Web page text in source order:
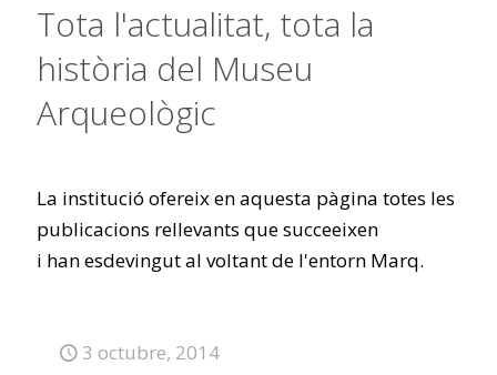
Tota l'actualitat, tota la
història del Museu
Arqueològic
La institució ofereix en aquesta pàgina totes les
publicacions rellevants que succeeixen
i han esdevingut al voltant de l'entorn Marq.
3 octubre, 2014